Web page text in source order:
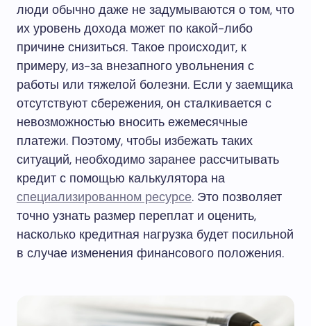
люди обычно даже не задумываются о том, что
их уровень дохода может по какой-либо
причине снизиться. Такое происходит, к
примеру, из-за внезапного увольнения с
работы или тяжелой болезни. Если у заемщика
отсутствуют сбережения, он сталкивается с
невозможностью вносить ежемесячные
платежи. Поэтому, чтобы избежать таких
ситуаций, необходимо заранее рассчитывать
кредит с помощью калькулятора на
специализированном ресурсе. Это позволяет
точно узнать размер переплат и оценить,
насколько кредитная нагрузка будет посильной
в случае изменения финансового положения.